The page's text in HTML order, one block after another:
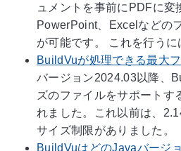
ュメントを事前にPDFに変
PowerPoint、Excelなどの
が可能です。 これを行う
BuildVuが処理できる最大
バージョン2024.03以降、
ズのファイルをサポートす
れました。これ以前は、
サイズ制限がありました。
BuildVuはどのJavaバージ